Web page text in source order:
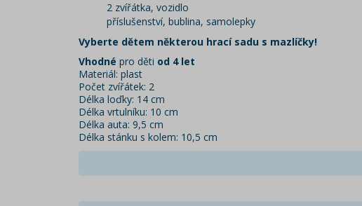
2 zvířátka, vozidlo
příslušenství, bublina, samolepky
Vyberte dětem některou hrací sadu s mazlíčky!
Vhodné pro děti od 4 let
Materiál: plast
Počet zvířátek: 2
Délka loďky: 14 cm
Délka vrtulníku: 10 cm
Délka auta: 9,5 cm
Délka stánku s kolem: 10,5 cm